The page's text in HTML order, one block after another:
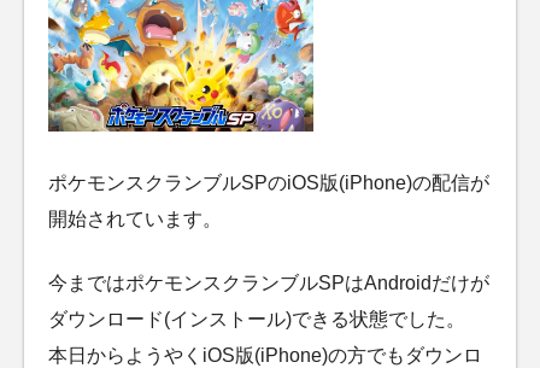
ポケモンスクランブルSPのiOS版(iPhone)の配信が
開始されています。
今まではポケモンスクランブルSPはAndroidだけが
ダウンロード(インストール)できる状態でした。
本日からようやくiOS版(iPhone)の方でもダウンロ